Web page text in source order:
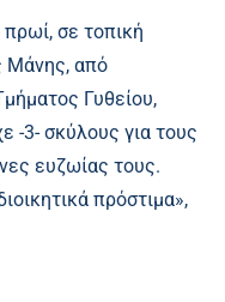
σε τοπική
Μάνης, από
Γυθείου,
-3- σκύλους για τους
ευζωίας τους.
πρόστιμα»,